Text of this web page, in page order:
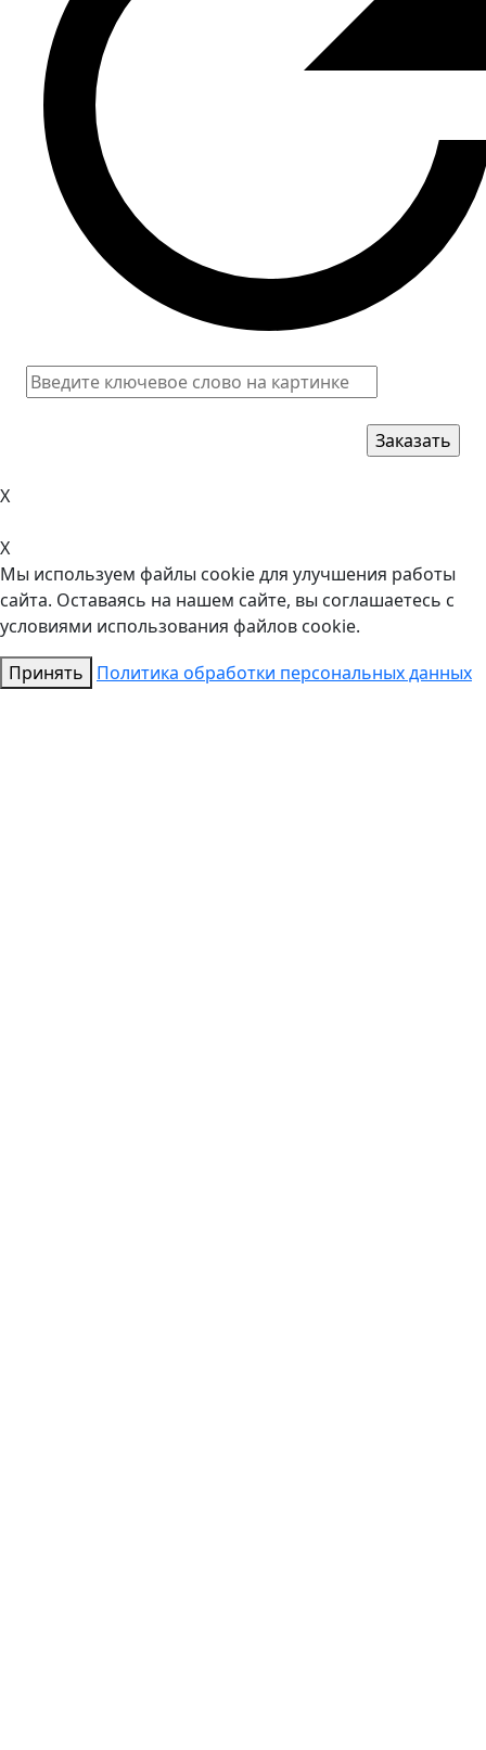
X
X
Мы используем файлы cookie для улучшения работы
сайта. Оставаясь на нашем сайте, вы соглашаетесь с
условиями использования файлов cookie.
Принять
Политика обработки персональных данных